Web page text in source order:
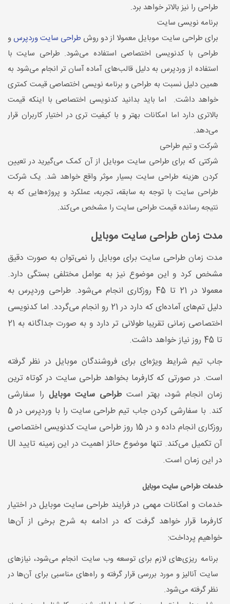
طراحی را نیز بالاتر خواهد برد.
برنامه نویسی سایت
برای طراحی سایت موبایل معمولا از دو روش طراحی سایت وردپرس و
طراحی با کدنویسی اختصاصی استفاده می‌شود. طراحی سایت با
استفاده از وردپرس به دلیل قالب‌های آماده آسان تر انجام می‌شود به
همین دلیل نسبت به طراحی و برنامه نویسی اختصاصی قیمت کمتری
خواهد داشت. اما باید بدانید کدنویسی اختصاصی با اینکه قیمت
بالاتری دارد اما امکانات بهتر و با کیفیت تری در اختیار کاربران قرار
می‌دهد.
شرکت و تیم طراحی
شرکتی که برای طراحی سایت موبایل از آن کمک می‌گیرید در تعیین
کردن هزینه طراحی سایت بسیار موثر واقع خواهد شد. یک شرکت
طراحی سایت با توجه به سابقه، تجربه، عملکرد و پروژه‌هایی که به
نتیجه رسانده قیمت طراحی سایت را مشخص می‌کند.
مدت زمان طراحی سایت موبایل
مدت زمان طراحی سایت برای موبایل را نمی‌توان به صورت دقیق
مشخص کرد و این موضوع نیز به عوامل مختلفی بستگی دارد.
معمولا در 21 تا 45 روزکاری انجام می‌شود. طراحی وردپرس به
دلیل تم‌های آماده‌ای که دارد در 21 رو انجام می‌گردد. اما کدنویسی
اختصاصی زمانی تقریبا طولانی تر دارد و به صورت جداگانه به 21
تا 45 روز نیاز خواهد داشت.
جاب تیم شرایط ویژه‌ای برای فروشندگان موبایل در نظر گرفته
است. در صورتی که کارفرما بخواهد طراحی سایت در کوتاه ترین
زمان انجام شود، بهتر استطراحی سایت موبایل را سفارشی
کند. با سفارشی کردن جاب تیم طراحی سایت را با وردپرس در 5
روزکاری انجام داده و در 15 روز طراحی سایت کدنویسی اختصاصی
آن تکمیل می‌کند. تنها موضوع حائز اهمیت در این زمینه تایید UI
در این زمان است.
خدمات طراحی سایت موبایل
خدمات و امکانات مهمی در فرایند طراحی سایت موبایل در اختیار
کارفرما قرار خواهد گرفت که در ادامه به شرح برخی از آن‌ها
خواهیم پرداخت:
برنامه ریزی‌های لازم برای توسعه وب سایت انجام می‌شود، نیازهای
سایت آنالیز و مورد بررسی قرار گرفته و راه‌های مناسبی برای آن‌ها در
نظر گرفته می‌شود.